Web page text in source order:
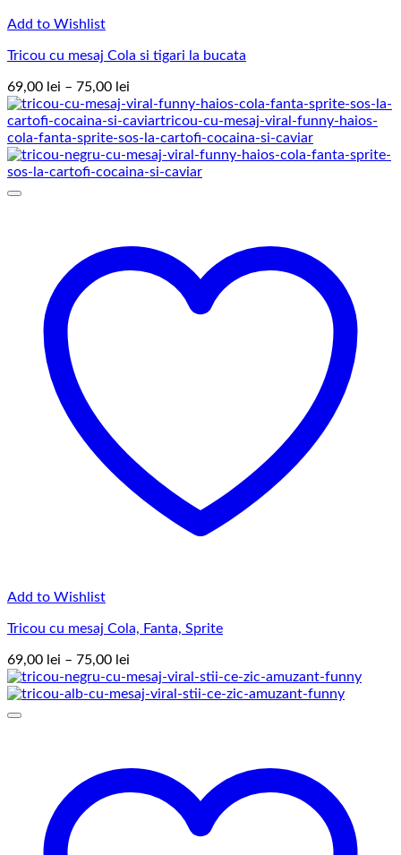
Add to Wishlist
Tricou cu mesaj Cola si tigari la bucata
69,00 lei – 75,00 lei
de
prețuri:
69,00 lei
până
la
Add to Wishlist
Tricou cu mesaj Cola, Fanta, Sprite
69,00 lei – 75,00 lei
de
prețuri: